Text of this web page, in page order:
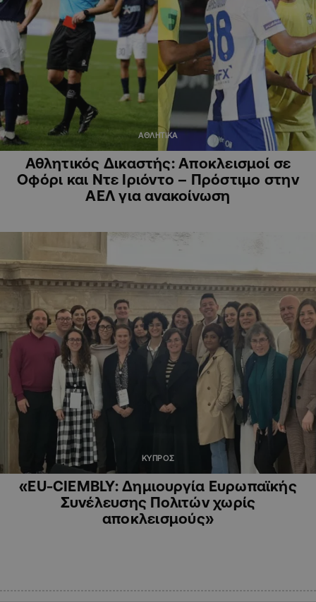
ΑΘΛΗΤΙΚΑ
Αθλητικός Δικαστής: Αποκλεισμοί σε
Οφόρι και Ντε Ιριόντο – Πρόστιμο στην
ΑΕΛ για ανακοίνωση
ΚΥΠΡΟΣ
«EU-CIEMBLY: Δημιουργία Ευρωπαϊκής
Συνέλευσης Πολιτών χωρίς
αποκλεισμούς»